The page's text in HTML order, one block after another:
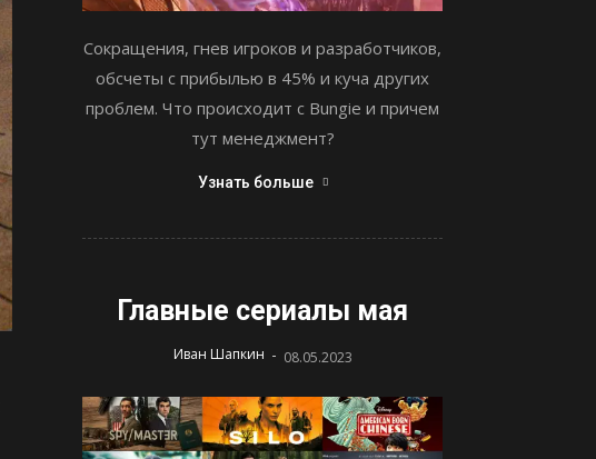
Сокращения, гнев игроков и разработчиков,
обсчеты с прибылью в 45% и куча других
проблем. Что происходит с Bungie и причем
тут менеджмент?
Узнать больше
Главные сериалы мая
Иван Шапкин - 08.05.2023